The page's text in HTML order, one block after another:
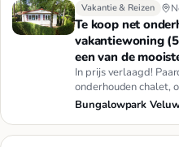
Vakantie & Reizen
Te koop net
vakantiewoning
een van de
In prijs verlaagd!
onderhouden chalet,
eigen kavel van ±300
Bungalowpark